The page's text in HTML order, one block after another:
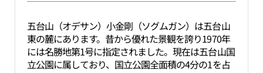
五台山（オデサン）小金剛（ソグムガン）は五台山
東の麓にあります。昔から優れた景観を誇り1970年
には名勝地第1号に指定されました。現在は五台山国
立公園に属しており、国立公園全面積の4分の1を占